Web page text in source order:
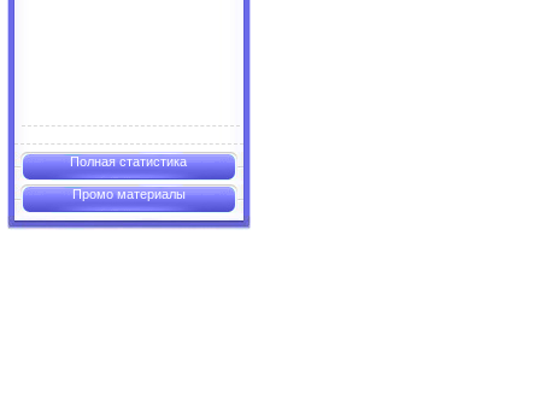
Полная статистика
Промо материалы